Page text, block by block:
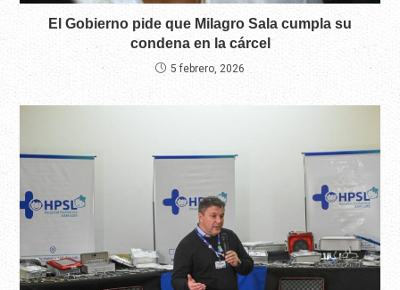
El Gobierno pide que Milagro Sala cumpla su
condena en la cárcel
5 febrero, 2026